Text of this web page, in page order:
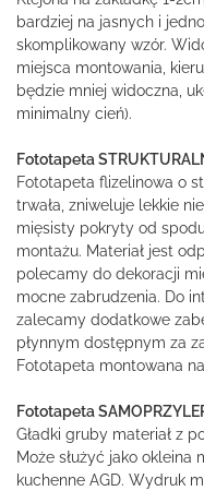
bardziej na jasnych i
skomplikowany wzór.
miejsca montowania,
będzie mniej widoczna,
minimalny cień).
Fototapeta
Fototapeta flizelinowa o
trwała, zniweluje lekkie
mięsisty pokryty od
montażu. Materiał jest
polecamy do dekoracji
mocne zabrudzenia. Do
zalecamy dodatkowe
płynnym dostępnym za
Fototapeta montowana
Fototapeta
Gładki gruby materiał z
Może służyć jako
kuchenne AGD. Wydruk